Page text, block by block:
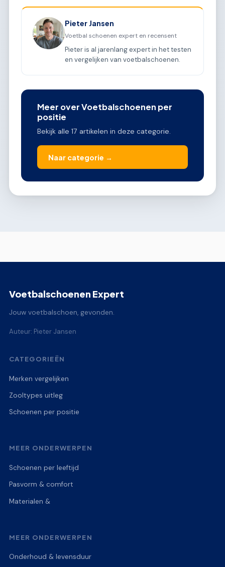
Pieter Jansen
Voetbal schoenen expert en recensent
Pieter is al jarenlang expert in het testen
en vergelijken van voetbalschoenen.
Meer over Voetbalschoenen per
positie
Bekijk alle 17 artikelen in deze categorie.
Naar categorie →
Voetbalschoenen Expert
Jouw voetbalschoen, gevonden.
Auteur: Pieter Jansen
CATEGORIEËN
Merken vergelijken
Zooltypes uitleg
Schoenen per positie
MEER ONDERWERPEN
Schoenen per leeftijd
Pasvorm & comfort
Materialen &
MEER ONDERWERPEN
Onderhoud & levensduur